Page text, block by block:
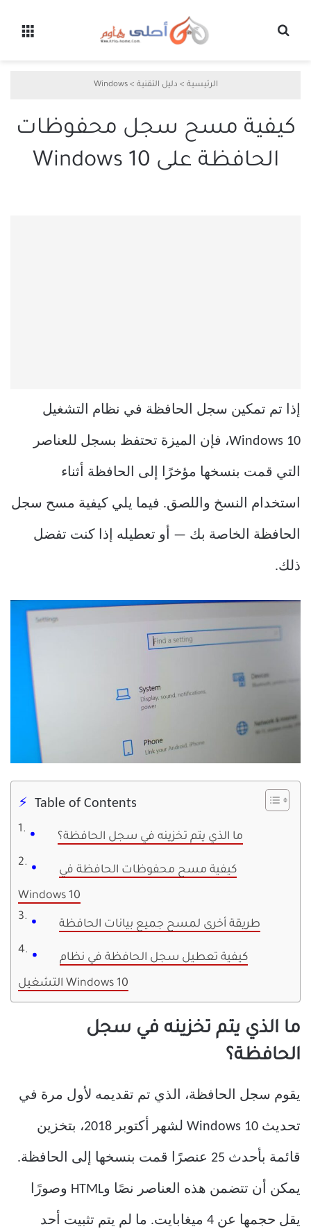
الرئيسية > دليل التقنية >
Windows
كيفية مسح سجل محفوظات
الحافظة على Windows 10
إذا تم تمكين سجل الحافظة في نظام التشغيل
Windows 10، فإن الميزة تحتفظ بسجل للعناصر
التي قمت بنسخها مؤخرًا إلى الحافظة أثناء
استخدام النسخ واللصق. فيما يلي كيفية مسح سجل
الحافظة الخاصة بك — أو تعطيله إذا كنت تفضل
ذلك.
Table of Contents
ما الذي يتم تخزينه في سجل الحافظة؟
كيفية مسح محفوظات الحافظة في
Windows 10
طريقة أخرى لمسح جميع بيانات الحافظة
كيفية تعطيل سجل الحافظة في نظام
التشغيل Windows 10
ما الذي يتم تخزينه في سجل
الحافظة؟
يقوم سجل الحافظة، الذي تم تقديمه لأول مرة في
تحديث Windows 10 لشهر أكتوبر 2018، بتخزين
قائمة بأحدث 25 عنصرًا قمت بنسخها إلى الحافظة.
يمكن أن تتضمن هذه العناصر نصًا وHTML وصورًا
يقل حجمها عن 4 ميغابايت. ما لم يتم تثبيت أحد